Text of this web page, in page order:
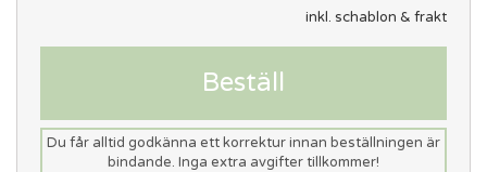
inkl. schablon & frakt
Beställ
Du får alltid godkänna ett korrektur innan beställningen är
bindande. Inga extra avgifter tillkommer!